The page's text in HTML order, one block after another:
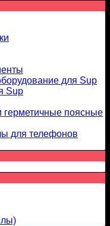
для Sup
Sup
поясные
для телефонов